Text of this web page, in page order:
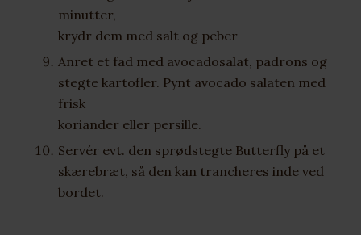
minutter,
krydr dem med salt og peber
Anret et fad med avocadosalat, padrons og
stegte kartofler. Pynt avocado salaten med
frisk
koriander eller persille.
Servér evt. den sprødstegte Butterfly på et
skærebræt, så den kan trancheres inde ved
bordet.